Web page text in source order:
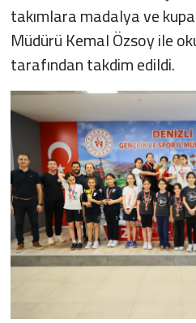
takımlara madalya ve
Müdürü Kemal Özsoy ile
tarafından takdim edildi.